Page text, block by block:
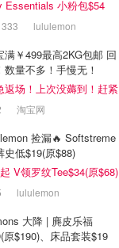
Essentials 小粉包$54
lululemon
满￥499最高2KG包邮 回
数量不多！手慢无！
返场！上次没薅到！赶紧
淘宝网
捡漏🔥 Softstreme
史低$19(原$88)
V领罗纹Tee$34(原$68)
lululemon
大降 | 麂皮乐福
原$190)、床品套装$19